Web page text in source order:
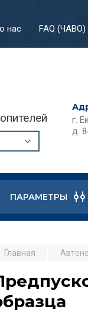
нас FAQ (ЧАВО)
г.
д.
ПАРАМЕТРЫ
Главная